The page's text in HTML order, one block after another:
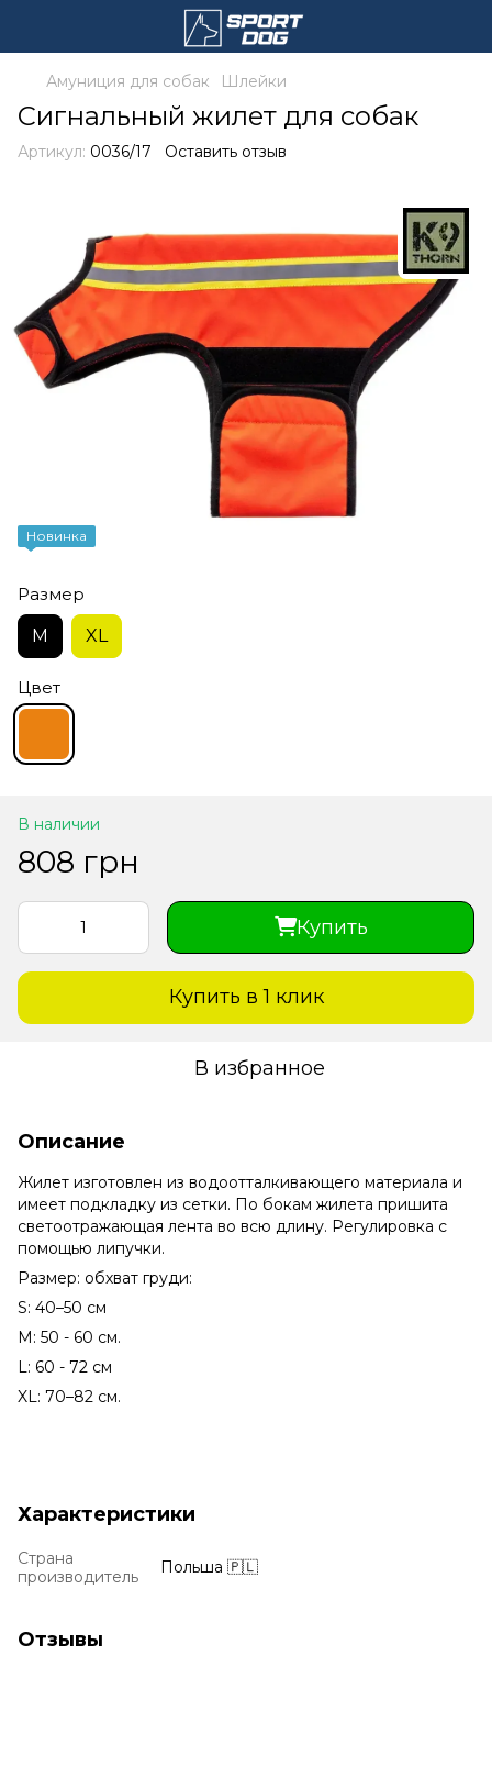
Амуниция для собак Шлейки
Сигнальный жилет для собак
Артикул: 0036/17 Оставить отзыв
Новинка
Размер
M
XL
Цвет
В наличии
808 грн
Купить
Купить в 1 клик
В избранное
Описание
Жилет изготовлен из водоотталкивающего материала и
имеет подкладку из сетки. По бокам жилета пришита
светоотражающая лента во всю длину. Регулировка с
помощью липучки.
Размер: обхват груди:
S: 40–50 см
М: 50 - 60 см.
L: 60 - 72 см
XL: 70–82 см.
Характеристики
Страна
производитель
Польша 🇵🇱
Отзывы